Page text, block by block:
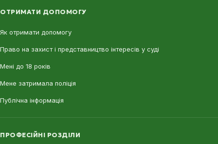
ОТРИМАТИ ДОПОМОГУ
Як отримати допомогу
Право на захист і представництво інтересів у суді
Мені до 18 років
Мене затримала поліція
Публічна інформація
ПРОФЕСІЙНІ РОЗДІЛИ